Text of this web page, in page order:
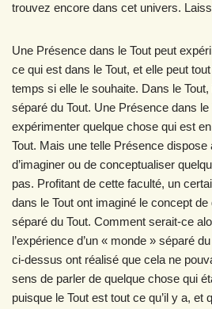
trouvez encore dans cet univers.
Une Présence dans le Tout peut
ce qui est dans le Tout, et elle peut
temps si elle le souhaite. Dans le Tout,
séparé du Tout. Une Présence dans le
expérimenter quelque chose qui est
Tout. Mais une telle Présence
d’imaginer ou de conceptualiser
pas. Profitant de cette faculté, un
dans le Tout ont imaginé le concept
séparé du Tout. Comment serait-ce
l’expérience d’un « monde » séparé
ci-dessus ont réalisé que cela ne
sens de parler de quelque chose qui
puisque le Tout est tout ce qu’il y a, et